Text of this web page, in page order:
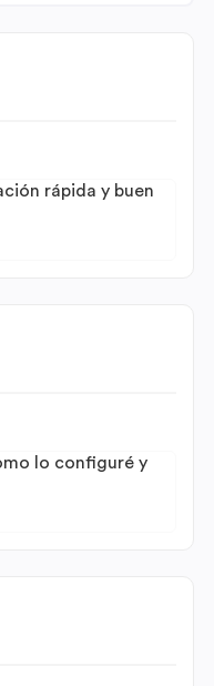
rápida y buen
lo configuré y